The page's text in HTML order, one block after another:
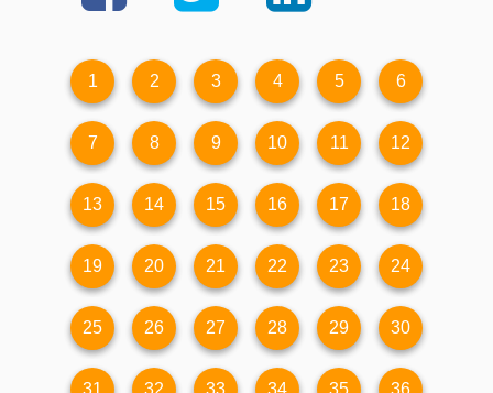
1 2 3 4 5 6
7 8 9 10 11 12
13 14 15 16 17 18
19 20 21 22 23 24
25 26 27 28 29 30
31 32 33 34 35 36